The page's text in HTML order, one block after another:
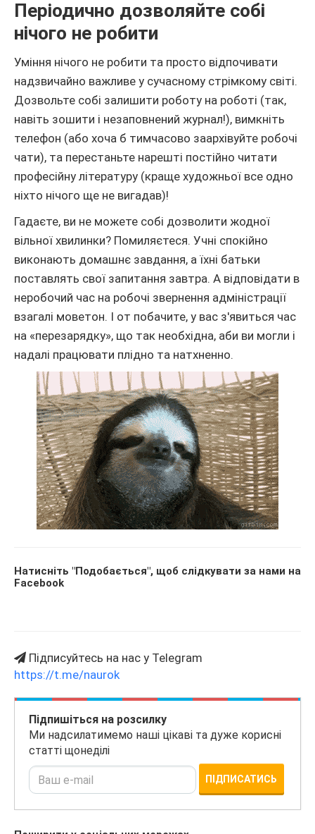
Періодично дозволяйте собі
нічого не робити
Уміння нічого не робити та просто відпочивати
надзвичайно важливе у сучасному стрімкому світі.
Дозвольте собі залишити роботу на роботі (так,
навіть зошити і незаповнений журнал!), вимкніть
телефон (або хоча б тимчасово заархівуйте робочі
чати), та перестаньте нарешті постійно читати
професійну літературу (краще художньої все одно
ніхто нічого ще не вигадав)!
Гадаєте, ви не можете собі дозволити жодної
вільної хвилинки? Помиляєтеся. Учні спокійно
виконають домашнє завдання, а їхні батьки
поставлять свої запитання завтра. А відповідати в
неробочий час на робочі звернення адміністрації
взагалі моветон. І от побачите, у вас з'явиться час
на «перезарядку», що так необхідна, аби ви могли і
надалі працювати плідно та натхненно.
Натисніть "Подобається", щоб слідкувати за нами на
Facebook
Підписуйтесь на нас у Telegram
https://t.me/naurok
Підпишіться на розсилку
Ми надсилатимемо наші цікаві та дуже корисні
статті щонеділі
ПІДПИСАТИСЬ